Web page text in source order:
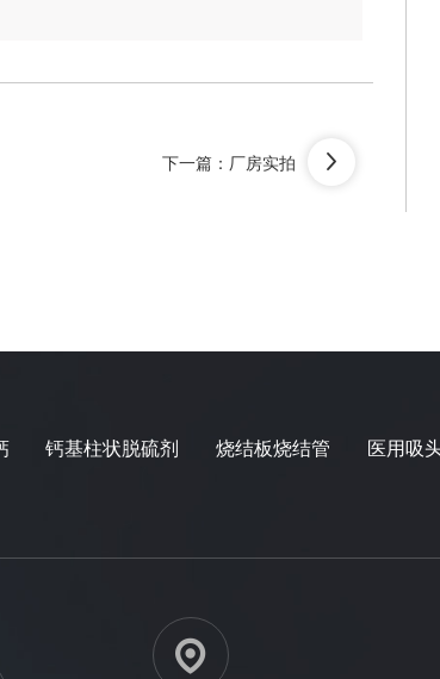
下一篇： 厂房实拍
钙基柱状脱硫剂 烧结板烧结管 医用吸